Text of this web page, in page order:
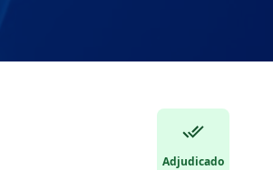
Adjudicado